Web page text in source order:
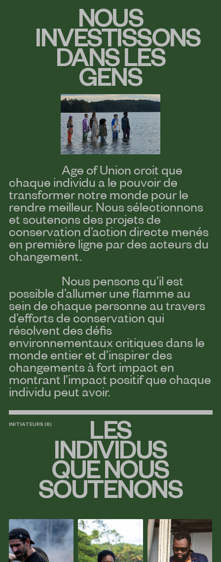
NOUS
INVESTISSONS
DANS LES
GENS
Age of Union croit que
chaque individu a le pouvoir de
transformer notre monde pour le
rendre meilleur. Nous sélectionnons
et soutenons des projets de
conservation d’action directe menés
en première ligne par des acteurs du
changement.
Nous pensons qu’il est
possible d’allumer une flamme au
sein de chaque personne au travers
d’efforts de conservation qui
résolvent des défis
environnementaux critiques dans le
monde entier et d’inspirer des
changements à fort impact en
montrant l’impact positif que chaque
individu peut avoir.
INITIATEURS (6) LES
INDIVIDUS
QUE NOUS
SOUTENONS